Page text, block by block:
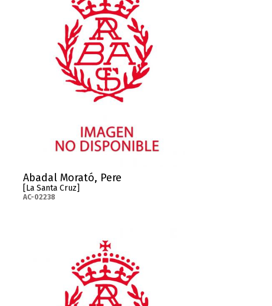
Abadal Morató, Pere
[La Santa Cruz]
AC-02238